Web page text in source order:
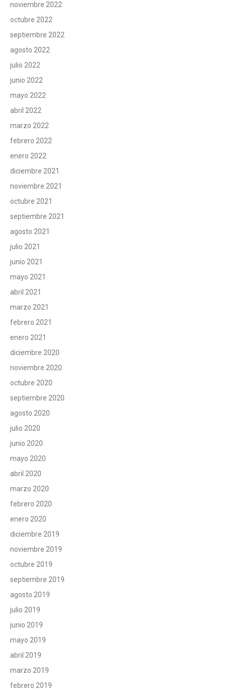
noviembre 2022
octubre 2022
septiembre 2022
agosto 2022
julio 2022
junio 2022
mayo 2022
abril 2022
marzo 2022
febrero 2022
enero 2022
diciembre 2021
noviembre 2021
octubre 2021
septiembre 2021
agosto 2021
julio 2021
junio 2021
mayo 2021
abril 2021
marzo 2021
febrero 2021
enero 2021
diciembre 2020
noviembre 2020
octubre 2020
septiembre 2020
agosto 2020
julio 2020
junio 2020
mayo 2020
abril 2020
marzo 2020
febrero 2020
enero 2020
diciembre 2019
noviembre 2019
octubre 2019
septiembre 2019
agosto 2019
julio 2019
junio 2019
mayo 2019
abril 2019
marzo 2019
febrero 2019